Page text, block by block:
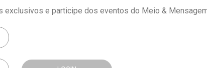
exclusivos e participe dos eventos do Meio &